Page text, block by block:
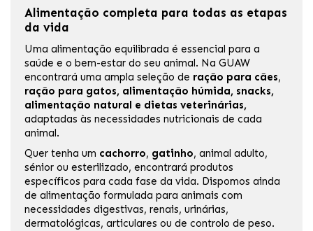
Alimentação completa para todas as etapas
da vida
Uma alimentação equilibrada é essencial para a
saúde e o bem-estar do seu animal. Na GUAW
encontrará uma ampla seleção de ração para cães,
ração para gatos, alimentação húmida, snacks,
alimentação natural e dietas veterinárias,
adaptadas às necessidades nutricionais de cada
animal.
Quer tenha um cachorro, gatinho, animal adulto,
sénior ou esterilizado, encontrará produtos
específicos para cada fase da vida. Dispomos ainda
de alimentação formulada para animais com
necessidades digestivas, renais, urinárias,
dermatológicas, articulares ou de controlo de peso.